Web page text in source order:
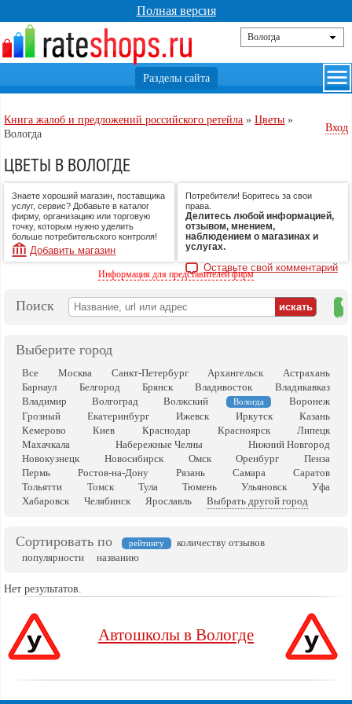
Полная версия
Книга жалоб и предложений российского ретейла »Цветы »
Вологда
Вход
ЦВЕТЫ В ВОЛОГДЕ
Знаете хороший магазин, поставщика
услуг, сервис? Добавьте в каталог
фирму, организацию или торговую
точку, которым нужно уделить
больше потребительского контроля!
Добавить магазин
Потребители! Боритесь за свои
права.
Делитесь любой информацией,
отзывом, мнением,
наблюдением о магазинах и
услугах.
Оставьте свой комментарий
Информация для представителей фирм
Поиск
на
Выберите город
Все Москва Санкт-Петербург Архангельск
Астрахань
Барнаул
Белгород Брянск Владивосток
Владикавказ
Владимир
Волгоград Волжский Вологда
Воронеж
Грозный
Екатеринбург Ижевск Иркутск
Казань
Кемерово
Киев Краснодар Красноярск
Липецк
Махачкала
Набережные Челны
Нижний Новгород
Новокузнецк
Новосибирск Омск Оренбург
Пенза
Пермь
Ростов-на-Дону Рязань Самара
Саратов
Тольятти
Томск Тула Тюмень Ульяновск
Уфа
Хабаровск
Челябинск Ярославль Выбрать другой город
Сортировать по рейтингу
количеству отзывов
популярности
названию
Нет результатов.
Автошколы в Вологде